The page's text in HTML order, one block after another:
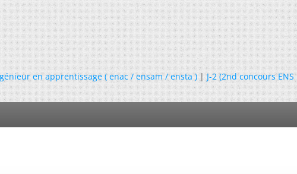
en apprentissage ( enac / ensam / ensta )|J-2 (2nd concours ENS